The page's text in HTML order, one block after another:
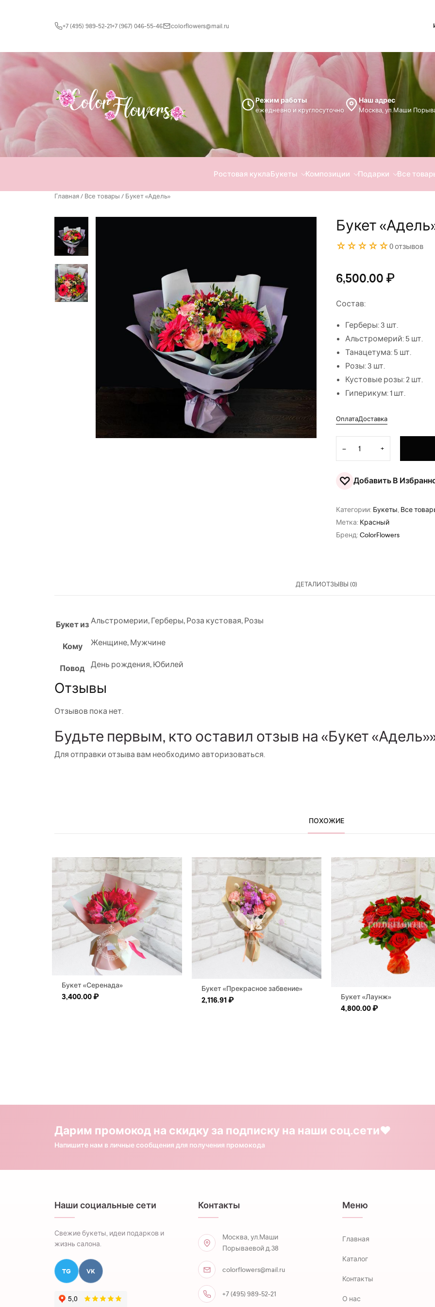
+7 (495) 989-52-21+7 (967) 046-55-46 colorflowers@mail.ru
Режим работы
ежедневно и круглосуточно
Наш адрес
Москва, ул.Маши
Ростовая куклаБукеты Композиции Подарки Все
Главная/ Все товары / Букет «Адель»
Букет
☆☆☆☆☆0 отзывов
6,500.00 ₽
Состав:
Герберы: 3 шт.
Альстромерий: 5 шт.
Танацетума: 5 шт.
Розы: 3 шт.
Кустовые розы: 2 шт.
Гиперикум: 1 шт.
ОплатаДоставка
− +
♡ Добавить В
Категории: Букеты, Все
Метка: Красный
Бренд: ColorFlowers
ДЕТАЛИОТЗЫВЫ (0)
Букет изАльстромерии,Герберы,Роза кустовая,Розы
Кому Женщине,Мужчине
Повод День рождения,Юбилей
Отзывы
Отзывов пока нет.
Будьте первым, кто оставил отзыв на «Букет
Для отправки отзыва вам необходимо авторизоваться.
ПОХОЖИЕ
Букет «Серенада»
3,400.00₽
Букет «Прекрасное забвение»
2,116.91₽ Букет «Лаунж»
4,800.00₽
Дарим промокод на скидку за подписку на наши соц.сети❤️
Напишите нам в личные сообщения для получения промокода
Наши социальные сети
Свежие букеты, идеи подарков и
жизнь салона.
TG VK
Контакты
Москва, ул.Маши
Порываевой д.38
colorflowers@mail.ru
+7 (495) 989-52-21
Меню
Главная
Каталог
Контакты
О нас